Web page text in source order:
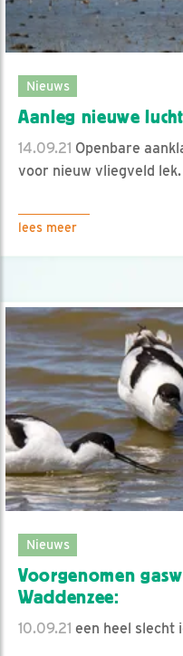
Nieuws
Aanleg nieuwe
14.09.21 Openbare
voor nieuw vliegveld lek.
lees meer
Nieuws
Voorgenomen
Waddenzee:
10.09.21 een heel slecht